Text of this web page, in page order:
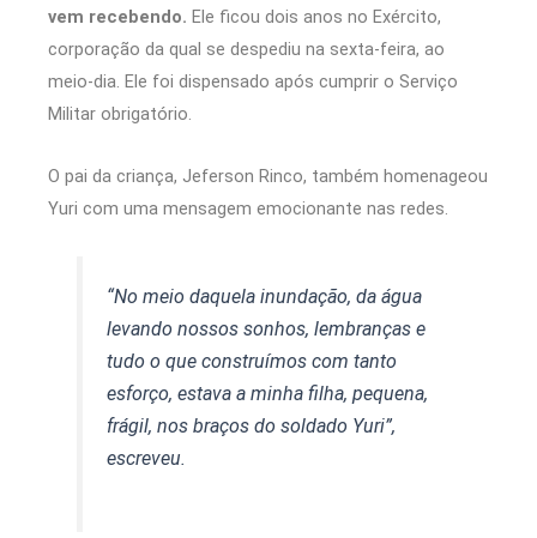
vem recebendo. Ele ficou dois anos no Exército,
corporação da qual se despediu na sexta-feira, ao
meio-dia. Ele foi dispensado após cumprir o Serviço
Militar obrigatório.
O pai da criança, Jeferson Rinco, também homenageou
Yuri com uma mensagem emocionante nas redes.
“No meio daquela inundação, da água
levando nossos sonhos, lembranças e
tudo o que construímos com tanto
esforço, estava a minha filha, pequena,
frágil, nos braços do soldado Yuri”,
escreveu.